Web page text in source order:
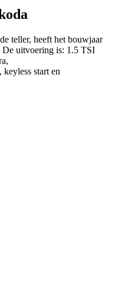
teller, heeft het bouwjaar
De uitvoering is: 1.5 TSI
start en